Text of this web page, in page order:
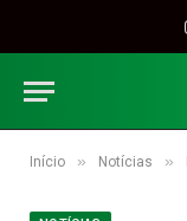
Início » Notícias »